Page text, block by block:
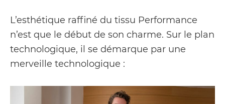
L’esthétique raffiné du tissu Performance
n’est que le début de son charme. Sur le plan
technologique, il se démarque par une
merveille technologique :